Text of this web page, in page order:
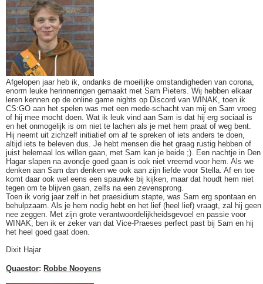
Afgelopen jaar heb ik, ondanks de moeilijke omstandigheden van corona,
enorm leuke herinneringen gemaakt met Sam Pieters. Wij hebben elkaar
leren kennen op de online game nights op Discord van WINAK, toen ik
CS:GO aan het spelen was met een mede-schacht van mij en Sam vroeg
of hij mee mocht doen. Wat ik leuk vind aan Sam is dat hij erg sociaal is
en het onmogelijk is om niet te lachen als je met hem praat of weg bent.
Hij neemt uit zichzelf initiatief om af te spreken of iets anders te doen,
altijd iets te beleven dus. Je hebt mensen die het graag rustig hebben of
juist helemaal los willen gaan, met Sam kan je beide ;). Een nachtje in Den
Hagar slapen na avondje goed gaan is ook niet vreemd voor hem. Als we
denken aan Sam dan denken we ook aan zijn liefde voor Stella. Af en toe
komt daar ook wel eens een spauwke bij kijken, maar dat houdt hem niet
tegen om te blijven gaan, zelfs na een zevensprong.
Toen ik vorig jaar zelf in het praesidium stapte, was Sam erg spontaan en
behulpzaam. Als je hem nodig hebt en het lief (heel lief) vraagt, zal hij geen
nee zeggen. Met zijn grote verantwoordelijkheidsgevoel en passie voor
WINAK, ben ik er zeker van dat Vice-Praeses perfect past bij Sam en hij
het heel goed gaat doen.
Dixit Hajar
Quaestor: Robbe Nooyens